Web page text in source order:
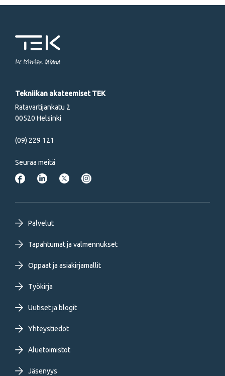
Me tekniikan takana
Tekniikan akateemiset TEK
Ratavartijankatu 2
00520 Helsinki
(09) 229 121
Seuraa meitä
Footer
primary
menu
FI
Palvelut
Tapahtumat ja valmennukset
Oppaat ja asiakirjamallit
Työkirja
Uutiset ja blogit
Yhteystiedot
Aluetoimistot
Jäsenyys